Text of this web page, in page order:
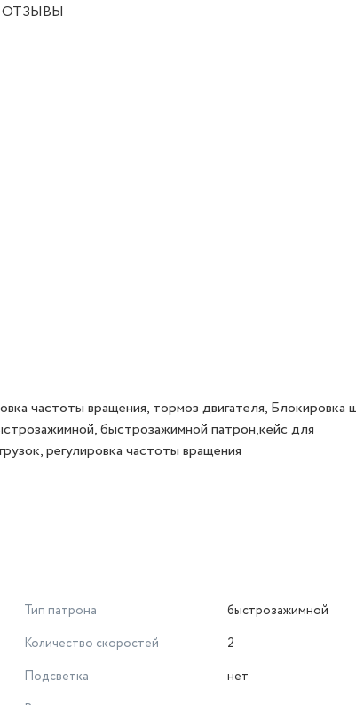
ОТЗЫВЫ
частоты вращения, тормоз двигателя, Блокировка
быстрозажимной патрон,кейс для
регулировка частоты вращения
Тип патрона
быстрозажимной
Количество скоростей
2
Подсветка
нет